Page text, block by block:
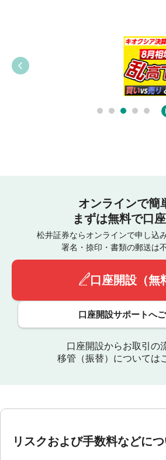
オンラインで簡
まずは無料で口
松井証券ならオンラインで申し込
署名・捺印・書類の郵送は
口座開設（無
口座開設サポートへ
口座開設からお取引の
移管（振替）については
リスクおよび手数料などに